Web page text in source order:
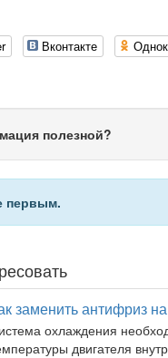
Вконтакте
полезной?
первым.
заменить антифриз
охлаждения
двигателя